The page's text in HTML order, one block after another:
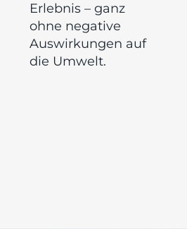
Erlebnis – ganz
ohne negative
Auswirkungen auf
die Umwelt.